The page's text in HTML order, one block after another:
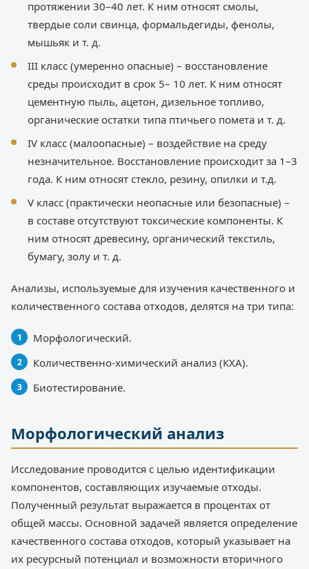
протяжении 30–40 лет. К ним относят смолы,
твердые соли свинца, формальдегиды, фенолы,
мышьяк и т. д.
III класс (умеренно опасные) – восстановление
среды происходит в срок 5– 10 лет. К ним относят
цементную пыль, ацетон, дизельное топливо,
органические остатки типа птичьего помета и т. д.
IV класс (малоопасные) – воздействие на среду
незначительное. Восстановление происходит за 1–3
года. К ним относят стекло, резину, опилки и т.д.
V класс (практически неопасные или безопасные) –
в составе отсутствуют токсические компоненты. К
ним относят древесину, органический текстиль,
бумагу, золу и т. д.
Анализы, используемые для изучения качественного и
количественного состава отходов, делятся на три типа:
Морфологический.
Количественно-химический анализ (КХА).
Биотестирование.
Морфологический анализ
Исследование проводится с целью идентификации
компонентов, составляющих изучаемые отходы.
Полученный результат выражается в процентах от
общей массы. Основной задачей является определение
качественного состава отходов, который указывает на
их ресурсный потенциал и возможности вторичного